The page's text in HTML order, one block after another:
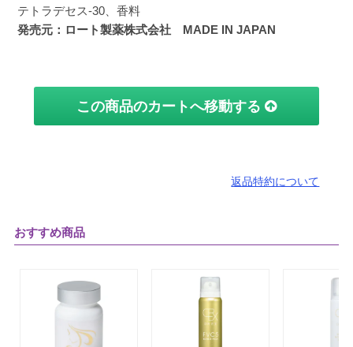
テトラデセス-30、香料
発売元：ロート製薬株式会社 MADE IN JAPAN
この商品のカートへ移動する
返品特約について
おすすめ商品